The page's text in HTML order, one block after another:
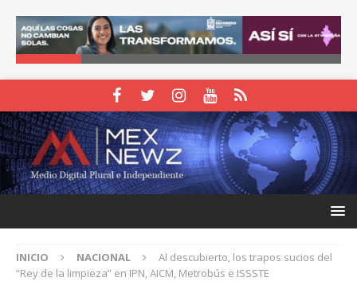
INICIO NACIONAL
Al descubierto, los trapos sucios del
“Rey de la limpieza” en IPN, AICM, Metrobús e ISSSTE